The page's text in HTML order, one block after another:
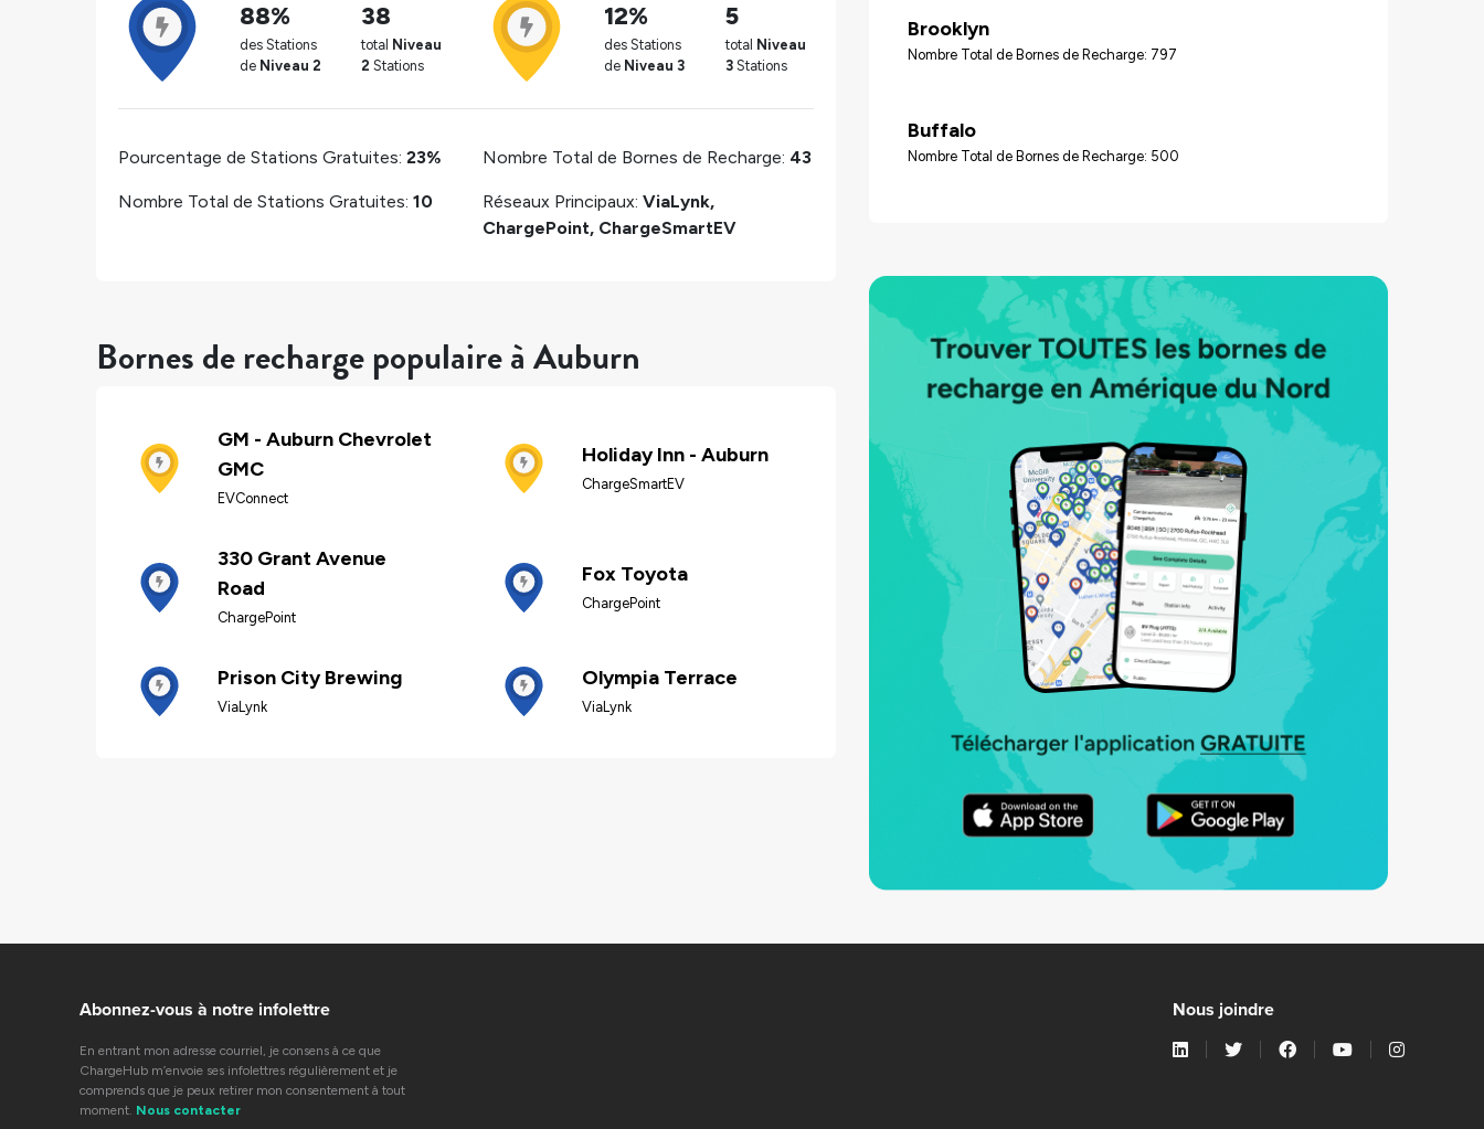
88%
des Stations
de Niveau 2
38
total Niveau
2 Stations
12%
des Stations
de Niveau 3
5
total Niveau
3 Stations
Pourcentage de Stations Gratuites: 23%
Nombre Total de Stations Gratuites: 10
Nombre Total de Bornes de Recharge: 43
Réseaux Principaux: ViaLynk,
ChargePoint, ChargeSmartEV
Bornes de recharge populaire à Auburn
GM - Auburn Chevrolet
GMC
EVConnect
Holiday Inn - Auburn
ChargeSmartEV
330 Grant Avenue
Road
ChargePoint
Fox Toyota
ChargePoint
Prison City Brewing
ViaLynk
Olympia Terrace
ViaLynk
Brooklyn
Nombre Total de Bornes de Recharge: 797
Buffalo
Nombre Total de Bornes de Recharge: 500
Abonnez-vous à notre infolettre
En entrant mon adresse courriel, je consens à ce que
ChargeHub m’envoie ses infolettres régulièrement et je
comprends que je peux retirer mon consentement à tout
moment. Nous contacter
Nous joindre